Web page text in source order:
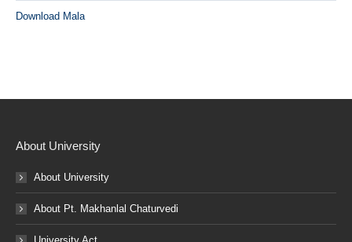
Download Mala
About University
About University
About Pt. Makhanlal Chaturvedi